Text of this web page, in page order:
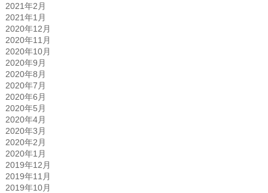
2021年2月
2021年1月
2020年12月
2020年11月
2020年10月
2020年9月
2020年8月
2020年7月
2020年6月
2020年5月
2020年4月
2020年3月
2020年2月
2020年1月
2019年12月
2019年11月
2019年10月